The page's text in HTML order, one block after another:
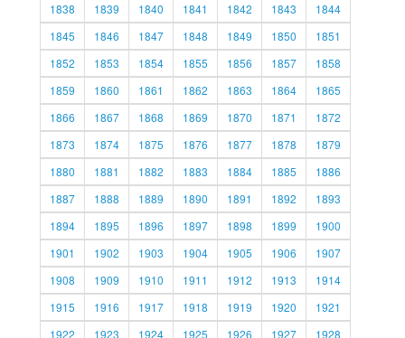
1838
1839 1840 1841 1842 1843
1844
1845
1846 1847 1848 1849 1850
1851
1852
1853 1854 1855 1856 1857
1858
1859
1860 1861 1862 1863 1864
1865
1866
1867 1868 1869 1870 1871
1872
1873
1874 1875 1876 1877 1878
1879
1880
1881 1882 1883 1884 1885
1886
1887
1888 1889 1890 1891 1892
1893
1894
1895 1896 1897 1898 1899
1900
1901
1902 1903 1904 1905 1906
1907
1908
1909 1910 1911 1912 1913
1914
1915
1916 1917 1918 1919 1920
1921
1922
1923 1924 1925 1926 1927
1928